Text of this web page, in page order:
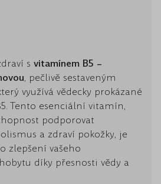
s vitamínem B5 –
, pečlivě sestaveným
využívá vědecky prokázané
Tento esenciální vitamín,
podporovat
a zdraví pokožky, je
zlepšení vašeho
díky přesnosti vědy a